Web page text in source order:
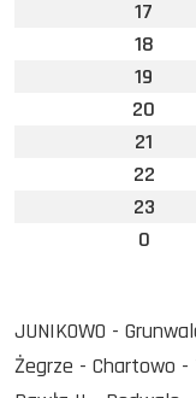
17
18
19
20
21
22
23
0
JUNIKOWO -
Żegrze - Chartowo -